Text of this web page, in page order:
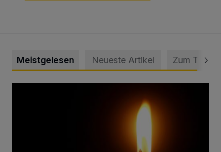
Meistgelesen Neueste Artikel Zum Thema